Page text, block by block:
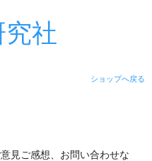
社
ショップへ戻る
見ご感想、お問い合わせな